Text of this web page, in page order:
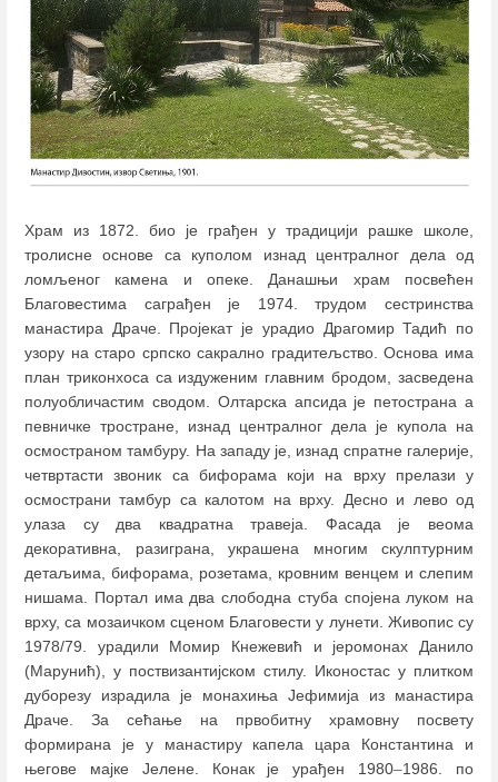
Храм из 1872. био је грађен у традицији рашке школе,
тролисне основе са куполом изнад централног дела од
ломљеног камена и опеке. Данашњи храм посвећен
Благовестима саграђен је 1974. трудом сестринства
манастира Драче. Пројекат је урадио Драгомир Тадић по
узору на старо српско сакрално градитељство. Основа има
план триконхоса са издуженим главним бродом, засведена
полуобличастим сводом. Олтарска апсида је петострана а
певничке тростране, изнад централног дела је купола на
осмостраном тамбуру. На западу је, изнад спратне галерије,
четвртасти звоник са бифорама који на врху прелази у
осмострани тамбур са калотом на врху. Десно и лево од
улаза су два квадратна травеја. Фасада је веома
декоративна, разиграна, украшена многим скулптурним
детаљима, бифорама, розетама, кровним венцем и слепим
нишама. Портал има два слободна стуба спојена луком на
врху, са мозаичком сценом Благовести у лунети. Живопис су
1978/79. урадили Момир Кнежевић и јеромонах Данило
(Марунић), у поствизантијском стилу. Иконостас у плитком
дуборезу израдила је монахиња Јефимија из манастира
Драче. За сећање на првобитну храмовну посвету
формирана је у манастиру капела цара Константина и
његове мајке Јелене. Конак је урађен 1980–1986. по